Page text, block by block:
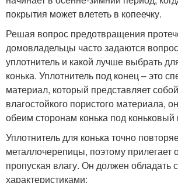
покрытия может влететь в копеечку.
Решая вопрос предотвращения
домовладельцы часто задаются
уплотнитель и какой лучше выбрать
конька. Уплотнитель под конец – это
материал, который представляет
влагостойкого пористого материала,
обеим сторонам конька под
Уплотнитель для конька точно
металлочерепицы, поэтому прилегает
пропуская влагу. Он должен
характеристиками: